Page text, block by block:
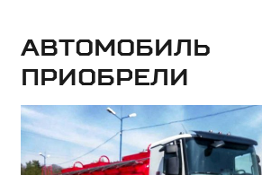
Автомобиль
приобрели